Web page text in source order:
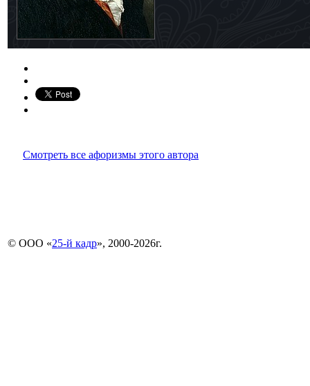
Смотреть все афоризмы этого автора
© ООО «25-й кадр», 2000-2026г.